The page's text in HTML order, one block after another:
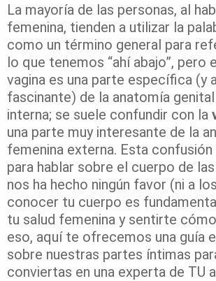
La mayoría de las personas, al
femenina, tienden a utilizar la
como un término general para
lo que tenemos “ahí abajo”, pero
vagina es una parte específica (y
fascinante) de la anatomía
interna; se suele confundir con la
una parte muy interesante de la
femenina externa. Esta
para hablar sobre el cuerpo de
nos ha hecho ningún favor (ni a
conocer tu cuerpo es
tu salud femenina y sentirte
eso, aquí te ofrecemos una guía
sobre nuestras partes íntimas
conviertas en una experta de TU